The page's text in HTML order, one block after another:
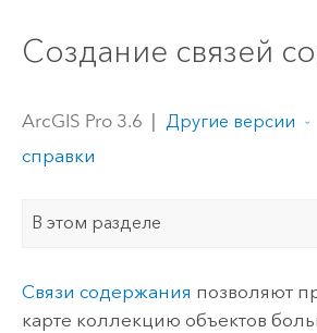
Создание связей
ArcGIS Pro 3.6 Другие версии
справки
В этом разделе
Связи содержания позволяют
карте коллекцию объектов